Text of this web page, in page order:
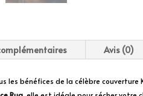
Avis (0)
les bénéfices de la célèbre couverture